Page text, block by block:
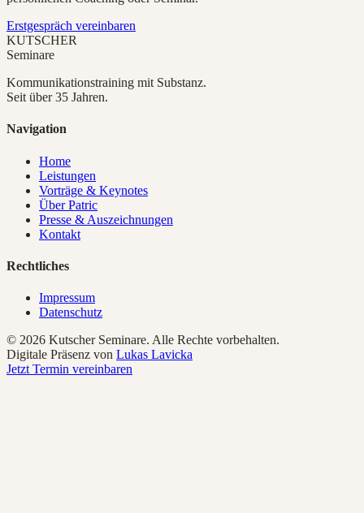
Erstgespräch vereinbaren
KUTSCHER
Seminare
Kommunikationstraining mit Substanz.
Seit über 35 Jahren.
Navigation
Home
Leistungen
Vorträge & Keynotes
Über Patric
Presse & Auszeichnungen
Kontakt
Rechtliches
Impressum
Datenschutz
© 2026 Kutscher Seminare. Alle Rechte vorbehalten.
Digitale Präsenz von Lukas Lavicka
Jetzt Termin vereinbaren